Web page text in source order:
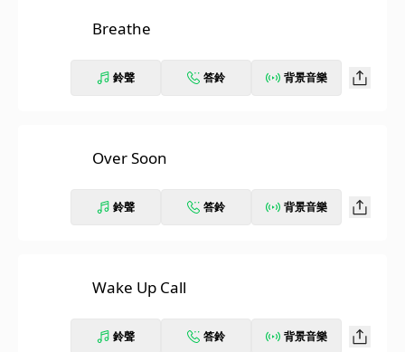
Breathe
鈴聲 答鈴 背景音樂
Over Soon
鈴聲 答鈴 背景音樂
Wake Up Call
鈴聲 答鈴 背景音樂